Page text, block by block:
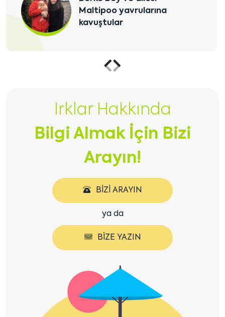
yavrularına
Önceki
göster
göster
Irklar Hakkında
Bilgi Almak İçin Bizi
Arayın!
BIZI ARAYIN
ya da
BIZE YAZIN